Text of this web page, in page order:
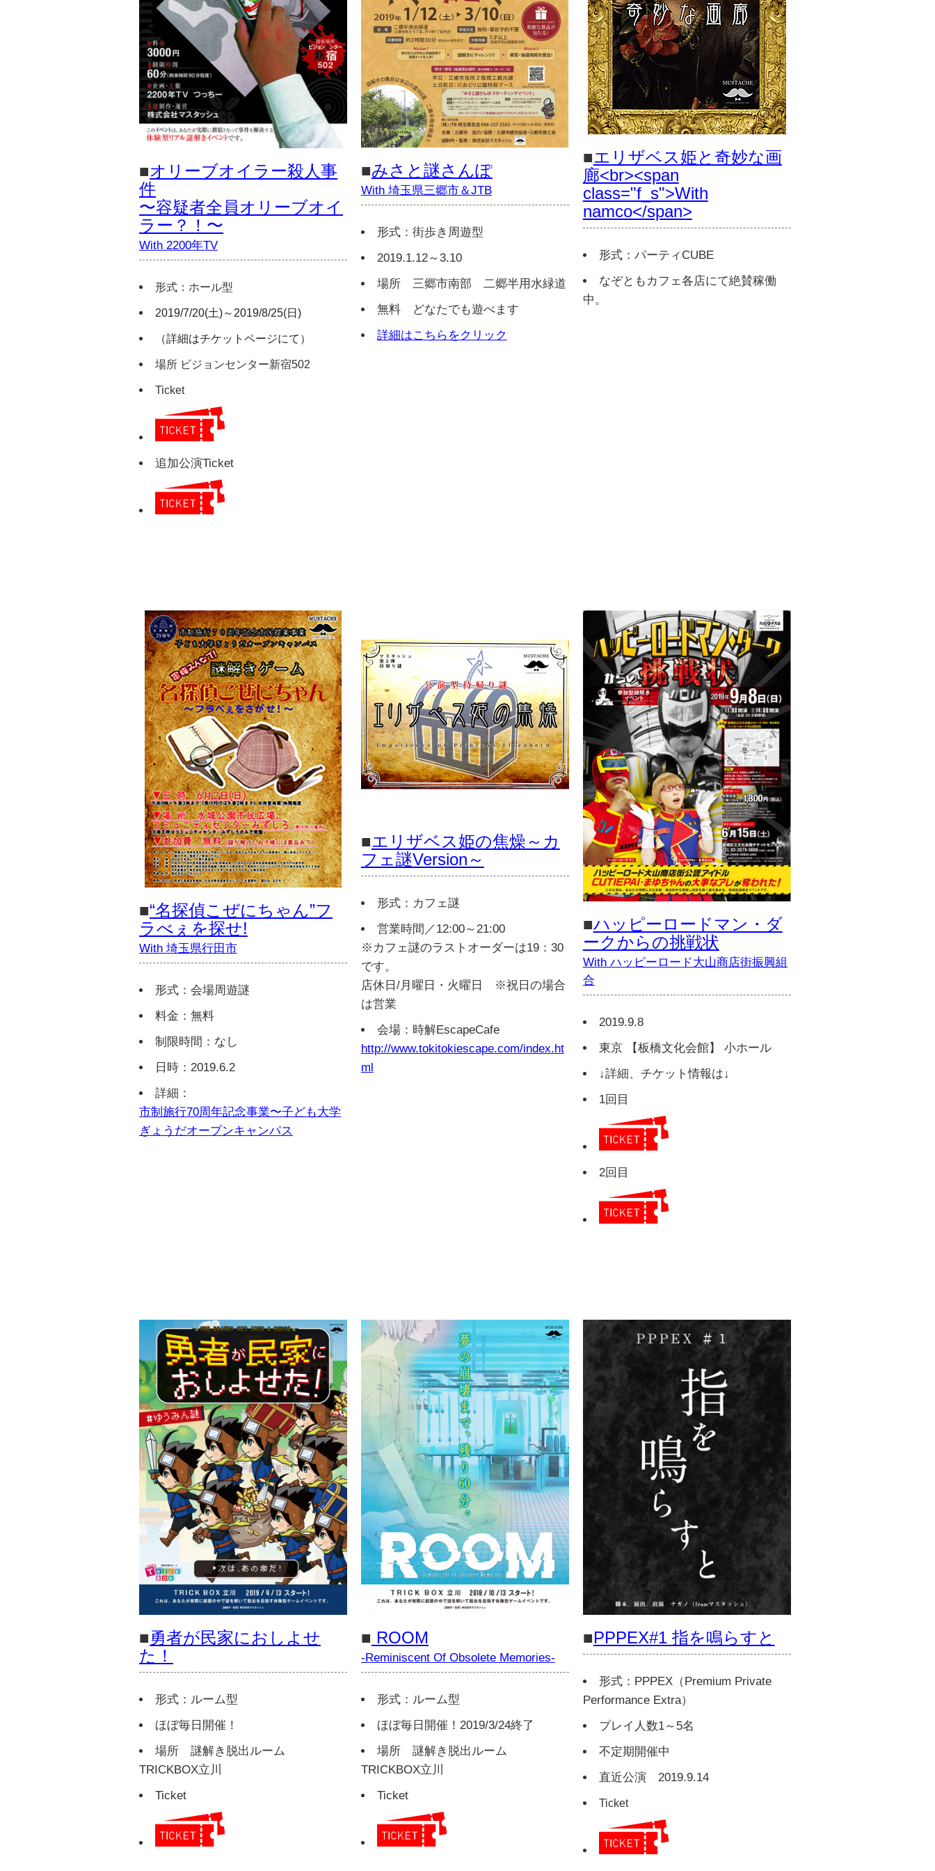
■オリーブオイラー殺人事
件
〜容疑者全員オリーブオイ
ラー？！〜
With 2200年TV
形式：ホール型
2019/7/20(土)～2019/8/25(日)
（詳細はチケットページにて）
場所 ビジョンセンター新宿502
Ticket
追加公演Ticket
■みさと謎さんぽ
With 埼玉県三郷市＆JTB
形式：街歩き周遊型
2019.1.12～3.10
場所 三郷市南部 二郷半用水緑道
無料 どなたでも遊べます
詳細はこちらをクリック
■エリザベス姫と奇妙な画
廊<br><span
class="f_s">With
namco</span>
形式：パーティCUBE
なぞともカフェ各店にて絶賛稼働
中。
■“名探偵こぜにちゃん”フ
ラべぇを探せ!
With 埼玉県行田市
形式：会場周遊謎
料金：無料
制限時間：なし
日時：2019.6.2
詳細：
市制施行70周年記念事業〜子ども大学
ぎょうだオープンキャンパス
■エリザベス姫の焦燥～カ
フェ謎Version～
形式：カフェ謎
営業時間／12:00～21:00
※カフェ謎のラストオーダーは19：30
です。
店休日/月曜日・火曜日 ※祝日の場合
は営業
会場：時解EscapeCafe
http://www.tokitokiescape.com/index.ht
ml
■ハッピーロードマン・ダ
ークからの挑戦状
With ハッピーロード大山商店街振興組
合
2019.9.8
東京 【板橋文化会館】 小ホール
↓詳細、チケット情報は↓
1回目
2回目
■勇者が民家におしよせ
た！
形式：ルーム型
ほぼ毎日開催！
場所 謎解き脱出ルーム
TRICKBOX立川
Ticket
■ ROOM​
-Reminiscent Of Obsolete Memories-
形式：ルーム型
ほぼ毎日開催！2019/3/24終了
場所 謎解き脱出ルーム
TRICKBOX立川
Ticket
■PPPEX#1 指を鳴らすと
形式：PPPEX（Premium Private
Performance Extra）
プレイ人数1～5名
不定期開催中
直近公演 2019.9.14
Ticket